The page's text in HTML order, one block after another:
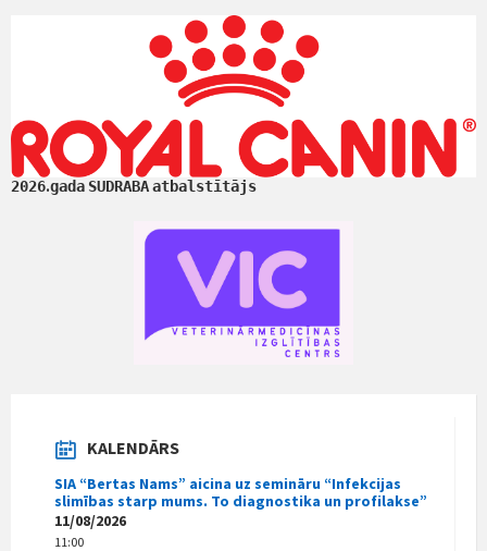
2026.gada SUDRABAatbalstītājs
KALENDĀRS
SIA “Bertas Nams” aicina uz semināru “Infekcijas
slimības starp mums. To diagnostika un profilakse”
11/08/2026
11:00